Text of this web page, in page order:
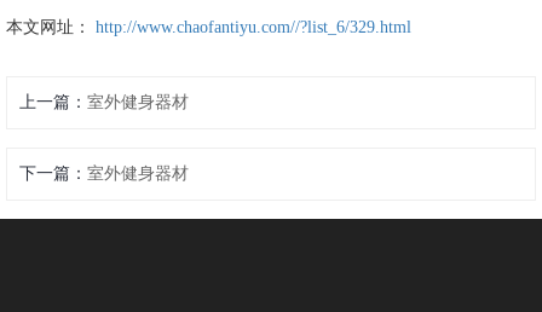
本文网址： http://www.chaofantiyu.com//?list_6/329.html
上一篇： 室外健身器材
下一篇： 室外健身器材